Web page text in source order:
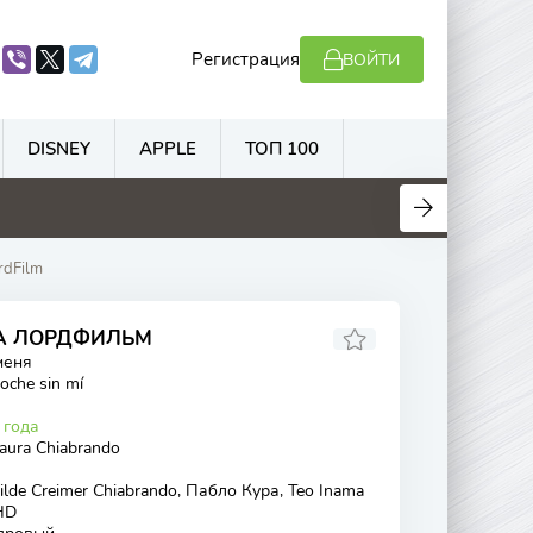
Регистрация ВОЙТИ
DISNEY APPLE ТОП 100
ЛОРДФИЛЬМ
sin mí
Chiabrando
Creimer Chiabrando, Пабло Кура, Teo Inama